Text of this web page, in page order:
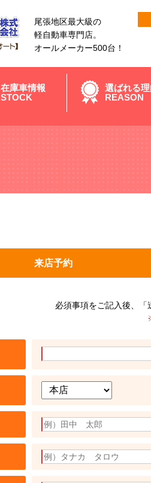
尾張地区最大級の
軽自動車専門店。
オールメーカー500台！
在庫車情報
STOCK
選ばれる理
REASON
来店予約
必須事項をご記入後、